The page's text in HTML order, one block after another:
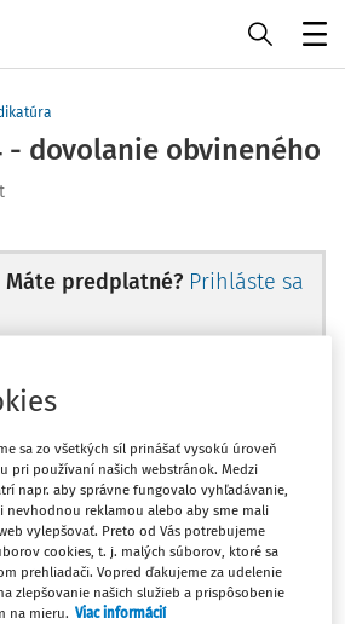
- dovolanie obvineného
Máte predplatné? Prihláste sa
ste si prečítali len
začiatok...
obsah z tejto oblasti je
predplatiteľom portálu.
sa zo všetkých síl prinášať vysokú úroveň
pri používaní našich webstránok. Medzi
napr. aby správne fungovalo vyhľadávanie,
nevhodnou reklamou alebo aby sme mali
vylepšovať. Preto od Vás potrebujeme
cookies, t. j. malých súborov, ktoré sa
prehliadači. Vopred ďakujeme za udelenie
zlepšovanie našich služieb a prispôsobenie
na mieru. Viac informácií